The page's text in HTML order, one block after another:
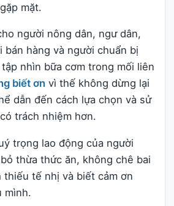
mặt.
người nông dân, ngư dân,
bán hàng và người chuẩn bị
nhìn bữa cơm trong mối liên
biết ơn vì thế không dừng lại
dẫn đến cách lựa chọn và sử
trách nhiệm hơn.
trọng lao động của người
thừa thức ăn, không chê bai
thiếu tế nhị và biết cảm ơn
mình.